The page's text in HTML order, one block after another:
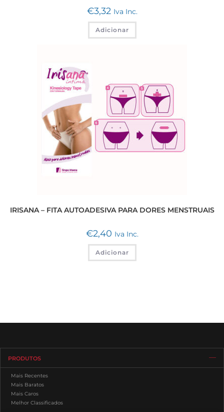
€3,32 Iva Inc.
Adicionar
IRISANA – FITA AUTOADESIVA PARA DORES MENSTRUAIS
€2,40 Iva Inc.
Adicionar
PRODUTOS
Mais Recentes
Mais Baratos
Mais Caros
Melhor Classificados